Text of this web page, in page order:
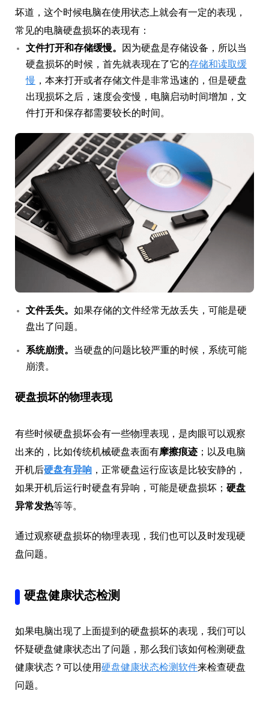
坏道，这个时候电脑在使用状态上就会有一定的表现，
常见的电脑硬盘损坏的表现有：
文件打开和存储缓慢。
因为硬盘是存储设备，所以当
硬盘损坏的时候，首先就表现在了它的存储和读取缓
慢 ，本来打开或者存储文件是非常迅速的，但是硬盘
出现损坏之后，速度会变慢，电脑启动时间增加，文
件打开和保存都需要较长的时间。
文件丢失。 如果存储的文件经常无故丢失，可能是硬
盘出了问题。
系统崩溃。 当硬盘的问题比较严重的时候，系统可能
崩溃。
硬盘损坏的物理表现
有些时候硬盘损坏会有一些物理表现，是肉眼可以观察
出来的，比如传统机械硬盘表面有摩擦痕迹 ；以及电脑
开机后硬盘有异响 ，正常硬盘运行应该是比较安静的，
如果开机后运行时硬盘有异响，可能是硬盘损坏； 硬盘
异常发热等等。
通过观察硬盘损坏的物理表现，我们也可以及时发现硬
盘问题。
硬盘健康状态检测
如果电脑出现了上面提到的硬盘损坏的表现，我们可以
怀疑硬盘健康状态出了问题，那么我们该如何检测硬盘
健康状态？可以使用硬盘健康状态检测软件来检查硬盘
问题。